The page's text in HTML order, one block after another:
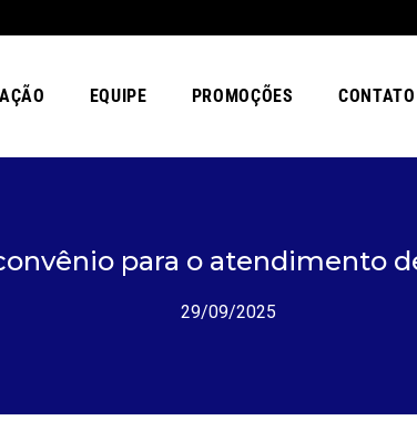
EQUIPE PROMOÇÕES CONTATO
para o atendimento
29/09/2025